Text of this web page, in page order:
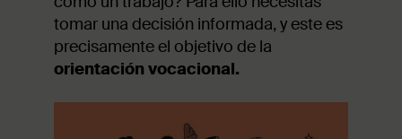
tomar una decisión informada, y este es
precisamente el objetivo de la
orientación vocacional.